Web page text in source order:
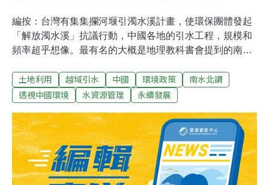
編按：台灣有集集攔河堰引濁水溪計畫，使環保團體發起
「解放濁水溪」抗議行動，中國各地的引水工程，規模和
頻率超乎想像。最有名的大概是地理教科書會提到的南水
北。此外，編輯去年前往雲南參訪滇池，污染之嚴重使政
府計劃從金沙江（長江上游）引水稀釋，並自本月動工。
達到用水安全目標嗎？各種水力發電廠和引水工程正如火
如荼在中國各地展開。圖片來源：p20101231。CC BY-
NC-ND 2.0調水（*引水）就是傷害生態，就是危急生態安
全。對任何名義的調水，從心底，我都是反對的。這幾天
得知了一個讓我驚訝的調水工程，工程名字叫做鄂北調
土地利用 越域引水 中國 環境政策
南水北調
透視中國環境
水資源管理 永續發展